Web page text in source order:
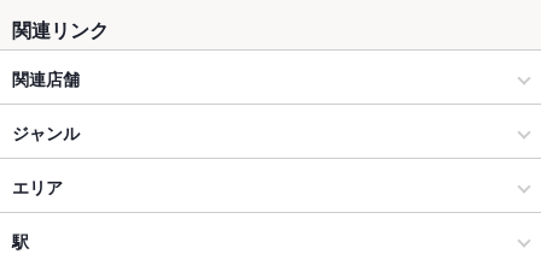
関連リンク
関連店舗
焼肉 佰式 黒毛和牛×完全個室
北海道直送厳選羊肉 ひつじや らむちゃん
寿司トおでん 大衆酒場あおい 名物あて巻き×宴会 福島駅前
ジャンル
居酒屋
和風
エリア
福島駅
駅